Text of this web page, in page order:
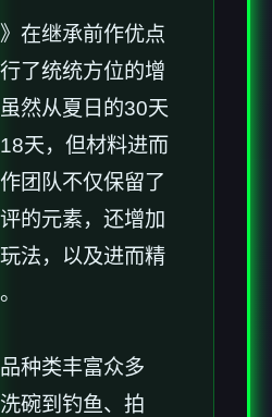
在继承前作优点
了统统方位的增
然从夏日的30天
天，但材料进而
团队不仅保留了
的元素，还增加
法​​，以及进而精
种类丰富众多
碗到钓鱼、拍